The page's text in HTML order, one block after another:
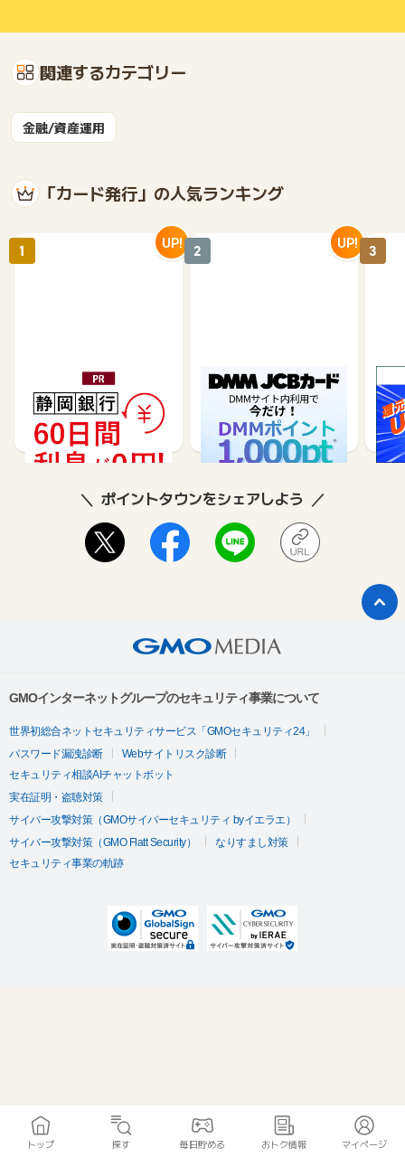
関連するカテゴリー
金融/資産運用
「カード発行」の人気ランキング
静岡銀行カードローンSE
LECA（セレカ）
26,250 35,000
1 UP!
DMM JCBカード（発
3,000 5,500
2 UP!
※合
※【
シ
3
ポイントタウンをシェアしよう
GMOインターネットグループのセキュリティ事業について
世界初総合ネットセキュリティサービス「GMOセキュリティ24」
パスワード漏洩診断
Webサイトリスク診断
セキュリティ相談AIチャットボット
実在証明・盗聴対策
サイバー攻撃対策（GMOサイバーセキュリティ byイエラエ）
サイバー攻撃対策（GMO Flatt Security）
なりすまし対策
セキュリティ事業の軌跡
トップ 探す 毎日貯める おトク情報 マイページ